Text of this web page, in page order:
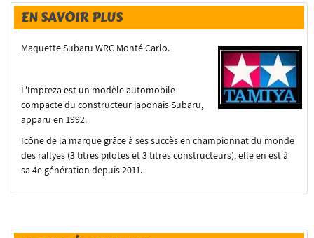
EN SAVOIR PLUS
Maquette Subaru WRC Monté Carlo.
L'Impreza est un modèle automobile
compacte du constructeur japonais Subaru,
apparu en 1992.
Icône de la marque grâce à ses succès en championnat du monde
des rallyes (3 titres pilotes et 3 titres constructeurs), elle en est à
sa 4e génération depuis 2011.